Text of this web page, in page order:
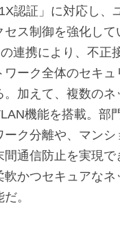
認証」に対応し、
セス制御を強化して
連携により、不正
ワーク全体のセキ
。加えて、複数のネ
機能を搭載。部
ーク分離や、マン
間通信防止を実現で
軟かつセキュアなネ
。